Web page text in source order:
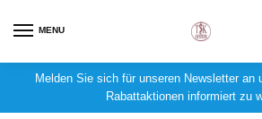
MENU
Melden Sie sich für unseren Newsletter an
Rabattaktionen informiert zu